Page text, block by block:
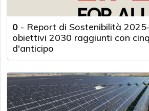
0 - Report di Sostenibilità
obiettivi 2030 raggiunti con
d'anticipo